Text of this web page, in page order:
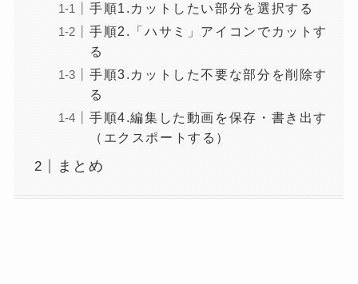
手順1.カットしたい部分を選択する
手順2.「ハサミ」アイコンでカットす
る
手順3.カットした不要な部分を削除す
る
手順4.編集した動画を保存・書き出す
（エクスポートする）
まとめ